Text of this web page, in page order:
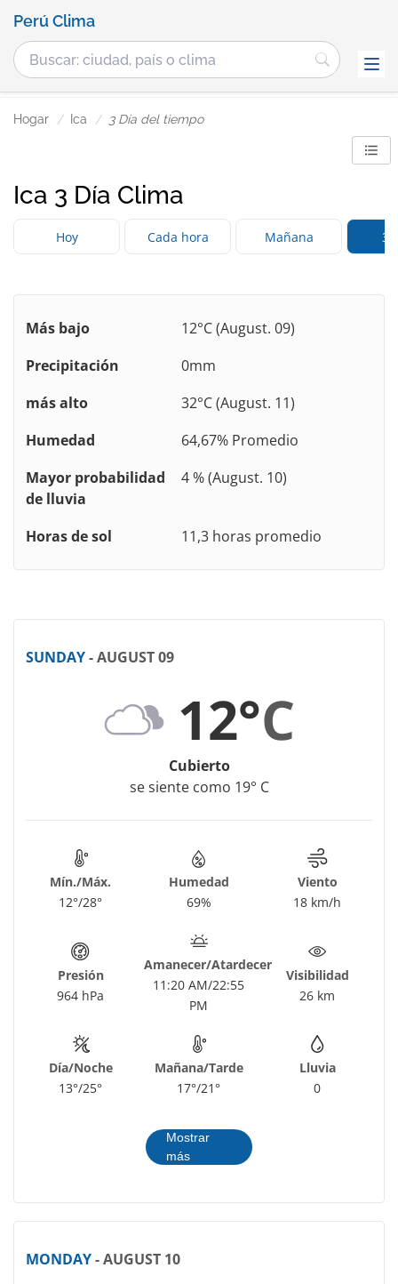
Perú Clima
Hogar Ica 3 Día del tiempo
Ica 3 Día Clima
Hoy Cada hora Mañana 3
Más bajo
12°C (August. 09)
Precipitación
0mm
más alto
32°C (August. 11)
Humedad
64,67% Promedio
Mayor probabilidad
de lluvia
4 % (August. 10)
Horas de sol 11,3 horas promedio
SUNDAY- AUGUST 09
12°C
Cubierto
se siente como 19° C
Mín./Máx.
12°/28°
Humedad
69%
Viento
18 km/h
Presión
964 hPa
Amanecer/Atardecer
11:20 AM/22:55
PM
Visibilidad
26 km
Día/Noche
13°/25°
Mañana/Tarde
17°/21°
Lluvia
0
Mostrar
más
MONDAY- AUGUST 10